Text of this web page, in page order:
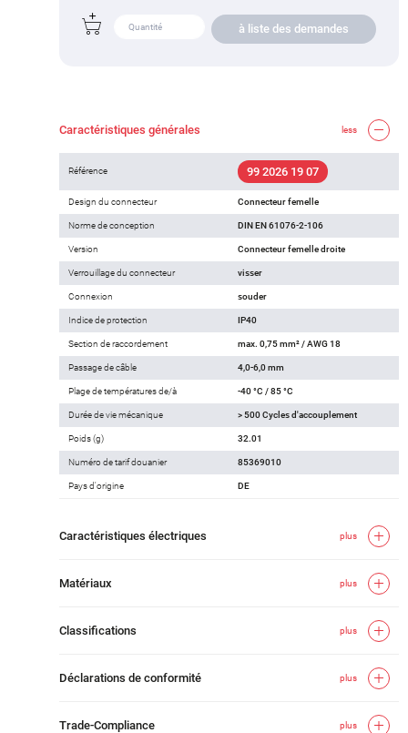
à liste des demandes
Caractéristiques générales less
Référence 99 2026 19 07
Design du connecteur Connecteur femelle
Norme de conception DIN EN 61076-2-106
Version Connecteur femelle droite
Verrouillage du connecteur visser
Connexion souder
Indice de protection IP40
Section de raccordement max. 0,75 mm² / AWG 18
Passage de câble 4,0-6,0 mm
Plage de températures de/à -40 °C / 85 °C
Durée de vie mécanique > 500 Cycles d'accouplement
Poids (g) 32.01
Numéro de tarif douanier 85369010
Pays d'origine DE
Caractéristiques électriques plus
Matériaux plus
Classifications plus
Déclarations de conformité plus
Trade-Compliance plus